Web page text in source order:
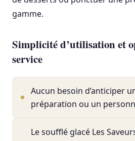
gamme.
Simplicité d’utilisation et
service
Aucun besoin d’anticiper
préparation ou un
Le soufflé glacé Les